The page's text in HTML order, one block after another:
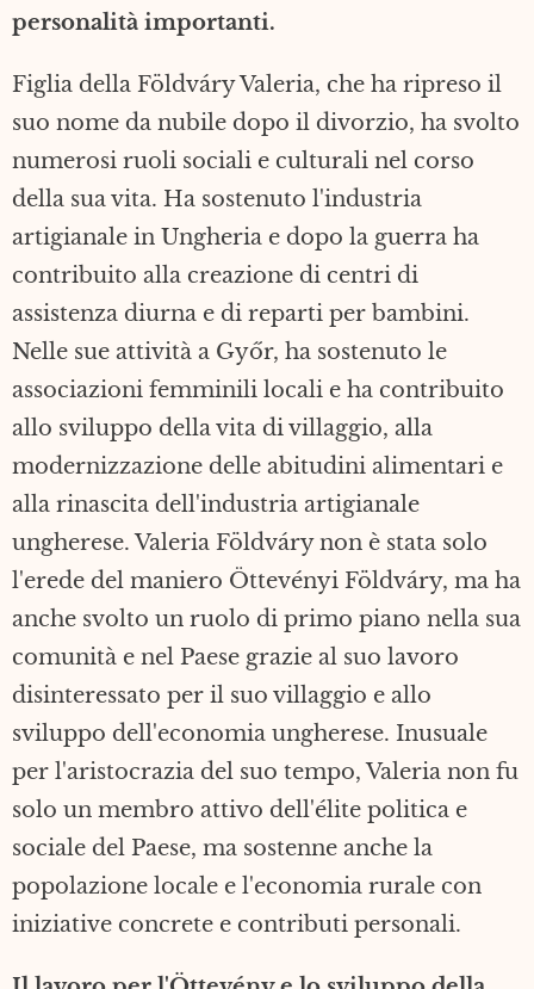
personalità importanti.
Figlia della Földváry Valeria, che ha ripreso il
suo nome da nubile dopo il divorzio, ha svolto
numerosi ruoli sociali e culturali nel corso
della sua vita. Ha sostenuto l'industria
artigianale in Ungheria e dopo la guerra ha
contribuito alla creazione di centri di
assistenza diurna e di reparti per bambini.
Nelle sue attività a Győr, ha sostenuto le
associazioni femminili locali e ha contribuito
allo sviluppo della vita di villaggio, alla
modernizzazione delle abitudini alimentari e
alla rinascita dell'industria artigianale
ungherese. Valeria Földváry non è stata solo
l'erede del maniero Öttevényi Földváry, ma ha
anche svolto un ruolo di primo piano nella sua
comunità e nel Paese grazie al suo lavoro
disinteressato per il suo villaggio e allo
sviluppo dell'economia ungherese. Inusuale
per l'aristocrazia del suo tempo, Valeria non fu
solo un membro attivo dell'élite politica e
sociale del Paese, ma sostenne anche la
popolazione locale e l'economia rurale con
iniziative concrete e contributi personali.